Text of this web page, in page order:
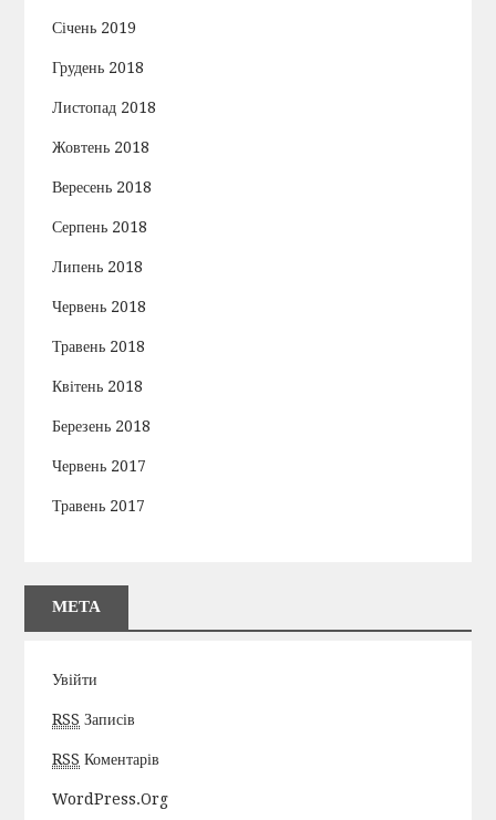
Січень 2019
Грудень 2018
Листопад 2018
Жовтень 2018
Вересень 2018
Серпень 2018
Липень 2018
Червень 2018
Травень 2018
Квітень 2018
Березень 2018
Червень 2017
Травень 2017
МЕТА
Увійти
RSS Записів
RSS Коментарів
WordPress.org